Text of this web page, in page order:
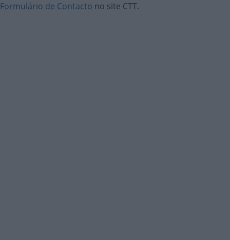
Formulário de Contacto no site CTT.